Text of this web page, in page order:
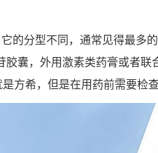
的分型不同，通常见得最多
胶囊，外用激素类药膏或者
方希，但是在用药前需要检